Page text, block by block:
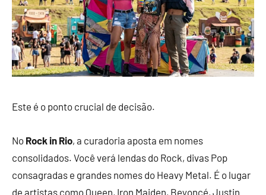
Este é o ponto crucial de decisão.
No Rock in Rio, a curadoria aposta em nomes
consolidados. Você verá lendas do Rock, divas Pop
consagradas e grandes nomes do Heavy Metal. É o lugar
de artistas como Queen, Iron Maiden, Beyoncé, Justin